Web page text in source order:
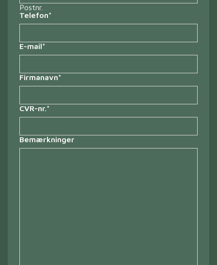
Postnr.
Telefon*
E-mail*
Firmanavn*
CVR-nr.*
Bemærkninger